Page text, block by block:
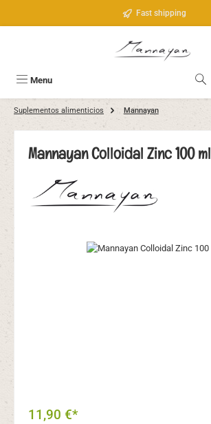
Fast shipping
Menu
Suplementos alimenticios Mannayan
Mannayan Colloidal Zinc 100 ml
Omitir galería de imágenes
11,90 €*